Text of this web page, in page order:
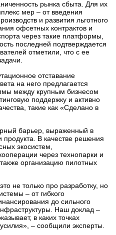
рынка сбыта. Для их
мер – от введения
и развития льготного
офсетных контрактов и
через такие платформы,
последней подтверждается
отметили, что с ее
отставание
на него предлагается
между крупным бизнесом
поддержку и активно
такие как «Сделано в
барьер, выраженный в
продукта. В качестве решения
экосистем,
через технопарки и
организацию пилотных
не только про разработку, но
– от гибкого
до сильного
Наш доклад –
в каких точках
– сообщили эксперты.